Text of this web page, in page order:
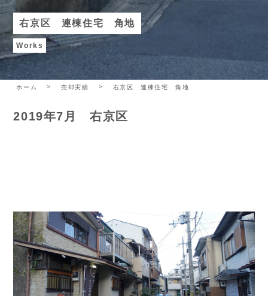
右京区 連棟住宅 角地
Works
ホーム 売却実績 右京区 連棟住宅 角地
2019年7月 右京区